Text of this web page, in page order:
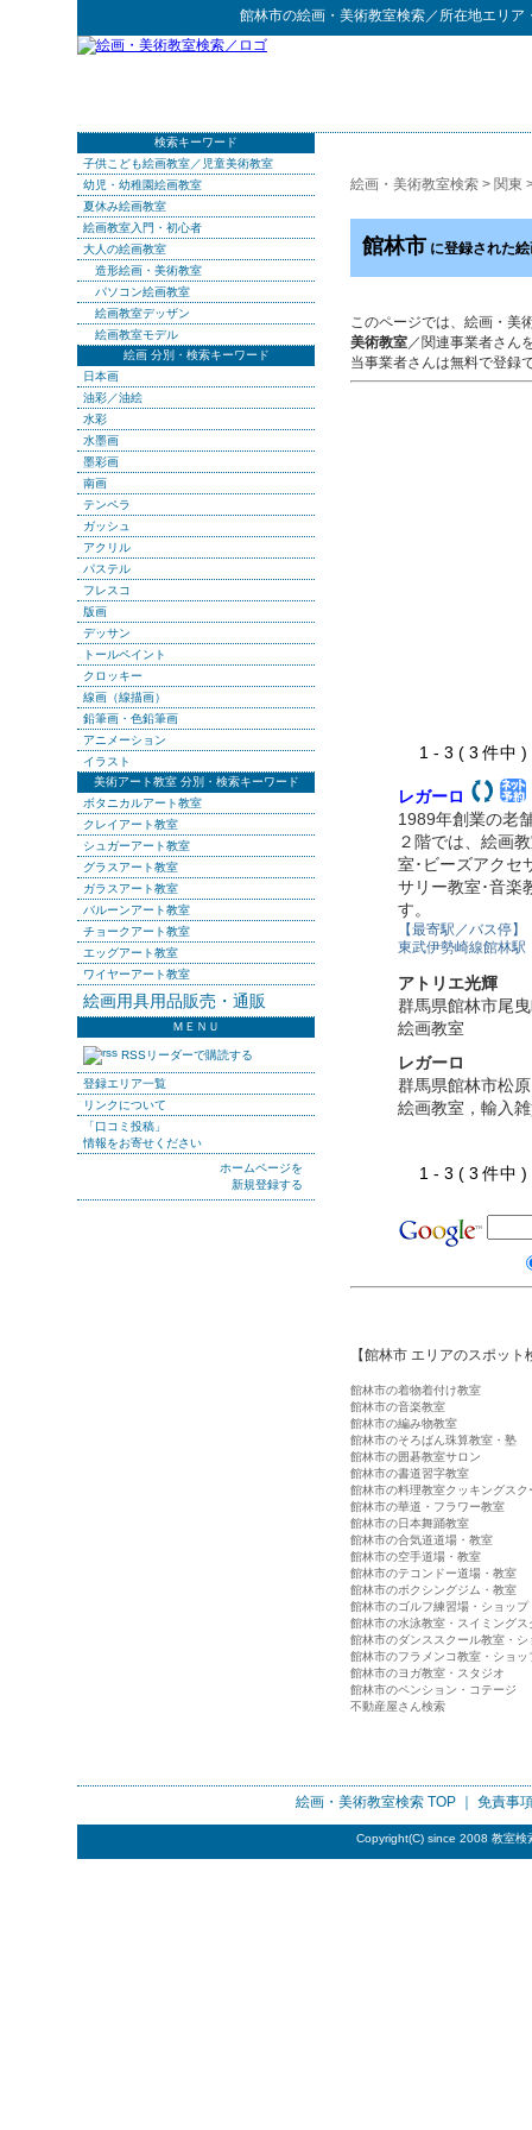
館林市の絵画・美術教室検索／所在地エリア
絵画・美術教室検索 > 関東
館林市 に登録された
このページでは、絵画・美
美術教室／関連事業者さん
当事業者さんは無料で登録
1 - 3 ( 3 件
レガーロ
1989年創業の老
２階では、絵画
室･ビーズアクセ
サリー教室･音楽
す。
【最寄駅／バス停】
東武伊勢崎線館林駅
アトリエ光輝
群馬県館林市尾
絵画教室
レガーロ
群馬県館林市松
絵画教室，輸入
1 - 3 ( 3 件
【館林市 エリアのスポット
館林市の着物着付け教室
館林市の音楽教室
館林市の編み物教室
館林市のそろばん珠算教室・塾
館林市の囲碁教室サロン
館林市の書道習字教室
館林市の料理教室クッキングスク
館林市の華道・フラワー教室
館林市の日本舞踊教室
館林市の合気道道場・教室
館林市の空手道場・教室
館林市のテコンドー道場・教室
館林市のボクシングジム・教室
館林市のゴルフ練習場・ショップ
館林市の水泳教室・スイミングス
館林市のダンススクール教室・シ
館林市のフラメンコ教室・ショッ
館林市のヨガ教室・スタジオ
館林市のペンション・コテージ
不動産屋さん検索
検索キーワード
子供こども絵画教室／児童美術教室
幼児・幼稚園絵画教室
夏休み絵画教室
絵画教室入門・初心者
大人の絵画教室
造形絵画・美術教室
パソコン絵画教室
絵画教室デッザン
絵画教室モデル
絵画 分別・検索キーワード
日本画
油彩／油絵
水彩
水墨画
墨彩画
南画
テンペラ
ガッシュ
アクリル
パステル
フレスコ
版画
デッサン
トールペイント
クロッキー
線画（線描画）
鉛筆画・色鉛筆画
アニメーション
イラスト
美術アート教室 分別・検索キーワード
ボタニカルアート教室
クレイアート教室
シュガーアート教室
グラスアート教室
ガラスアート教室
バルーンアート教室
チョークアート教室
エッグアート教室
ワイヤーアート教室
絵画用具用品販売・通販
ＭＥＮＵ
RSSリーダーで購読する
登録エリア一覧
リンクについて
「口コミ投稿」
情報をお寄せください
ホームページを
新規登録する
絵画・美術教室検索TOP ｜ 免責事
Copyright(C) since 2008 教室検